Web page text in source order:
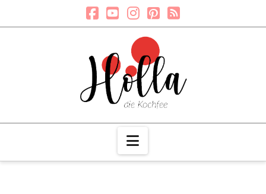
Navigation